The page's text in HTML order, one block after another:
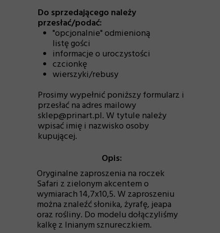
Opis:
Oryginalne zaproszenia na roczek
Safari z zielonym akcentem o
wymiarach 14,7x10,5. W zaproszeniu
można znaleźć słonika, żyrafę, jeapa
oraz rośliny. Do modelu dołączyliśmy
kalkę z lnianym sznureczkiem.
Do sprzedającego należy
przesłać/podać:
"opcjonalnie" odmienioną
listę gości
informacje o uroczystości
czcionkę
wierszyki/rebusy
Prosimy wypełnić poniższy formularz i
przesłać na adres mailowy
sklep@prinart.pl. W tytule należy
wpisać imię i nazwisko osoby
kupującej.